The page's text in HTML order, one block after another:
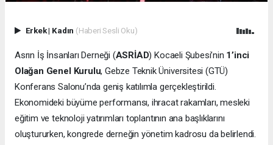
Erkek| Kadın (Haberi Sesli Oku)
Asrın İş İnsanları Derneği (ASRİAD) Kocaeli Şubesi’nin 1’inci
Olağan Genel Kurulu, Gebze Teknik Üniversitesi (GTÜ)
Konferans Salonu’nda geniş katılımla gerçekleştirildi.
Ekonomideki büyüme performansı, ihracat rakamları, mesleki
eğitim ve teknoloji yatırımları toplantının ana başlıklarını
oluştururken, kongrede derneğin yönetim kadrosu da belirlendi.